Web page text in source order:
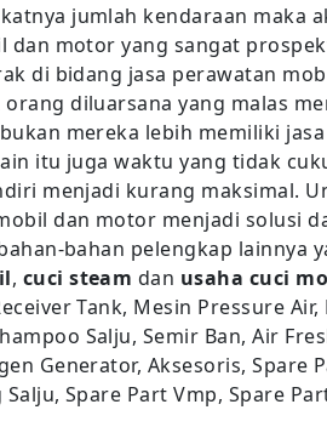
jumlah kendaraan maka
dan motor yang sangat
di bidang jasa perawatan
diluarsana yang malas
mereka lebih memiliki
itu juga waktu yang tidak
menjadi kurang maksimal.
dan motor menjadi solusi
bahan pelengkap lainnya
, cuci steam dan usaha cuci
Tank, Mesin Pressure
Salju, Semir Ban, Air
Generator, Aksesoris, Spare
Spare Part Vmp, Spare